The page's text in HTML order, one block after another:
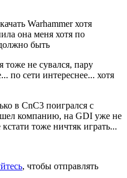
Warhammer хотя
она меня хотя по
быть
тоже не сувался, пару
по сети интереснее... хотя
в CnC3 поигрался с
компанию, на GDI уже не
тоже ничтяк играть...
, чтобы отправлять